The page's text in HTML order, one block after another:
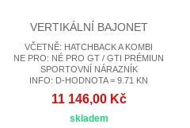
VERTIKÁLNÍ BAJONET
VČETNĚ: HATCHBACK A KOMBI
NE PRO: NÉ PRO GT / GTI PRÉMIUN
SPORTOVNÍ NÁRAZNÍK
INFO: D-HODNOTA = 9.71 KN
11 146,00 Kč
skladem